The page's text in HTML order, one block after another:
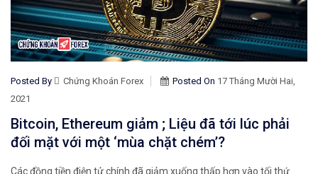
Posted By Chứng Khoán Forex Posted On 17 Tháng Mười Hai,
2021
Bitcoin, Ethereum giảm ; Liệu đã tới lúc phải
đối mặt với một ‘mùa chặt chém’?
Các đồng tiền điện tử chính đã giảm xuống thấp hơn vào tối thứ